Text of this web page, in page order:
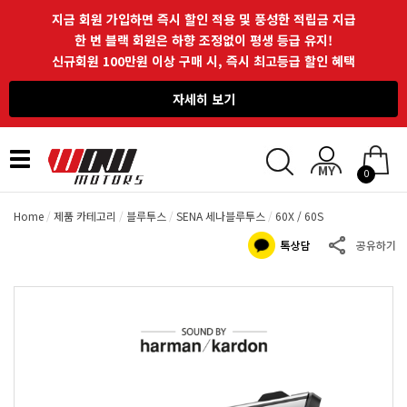
지금 회원 가입하면 즉시 할인 적용 및 풍성한 적립금 지급
한 번 블랙 회원은 하향 조정없이 평생 등급 유지!
신규회원 100만원 이상 구매 시, 즉시 최고등급 할인 혜택
자세히 보기
Toggle
navigation
0
Home 제품 카테고리 블루투스 SENA 세나블루투스 60X / 60S